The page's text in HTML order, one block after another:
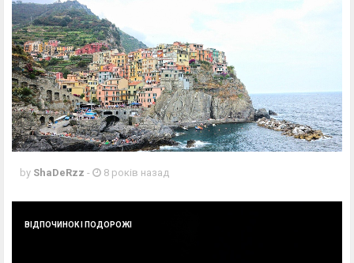
by ShaDeRzz - 8 років назад
ВІДПОЧИНОК І ПОДОРОЖІ